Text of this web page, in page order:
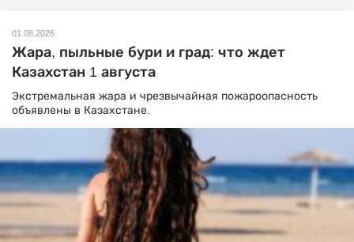
01.08.2026
Жара, пыльные бури и град: что ждет
Казахстан 1 августа
Экстремальная жара и чрезвычайная пожароопасность
объявлены в Казахстане.